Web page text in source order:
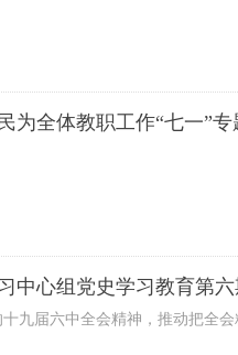
为全体教职工作“七一”
中心组党史学习教育第
九届六中全会精神，推动把全